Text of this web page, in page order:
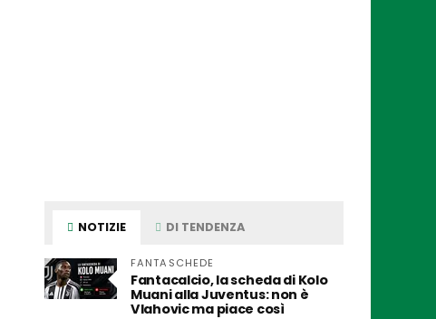
NOTIZIE DI TENDENZA
FANTASCHEDE
Fantacalcio, la scheda di Kolo
Muani alla Juventus: non è
Vlahovic ma piace così